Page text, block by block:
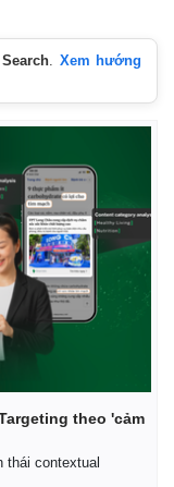
. Xem hướng
theo 'cảm
thái contextual